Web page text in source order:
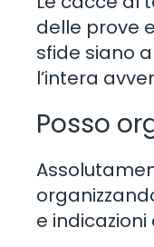
delle prove
sfide siano
l’intera
Posso
e